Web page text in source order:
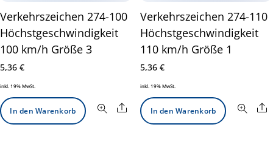
Verkehrszeichen 274-100
Höchstgeschwindigkeit
100 km/h Größe 3
5,36 €
inkl. 19% MwSt.
In den Warenkorb Share
Verkehrszeichen 274-110
Höchstgeschwindigkeit
110 km/h Größe 1
5,36€
inkl. 19% MwSt.
In den Warenkorb